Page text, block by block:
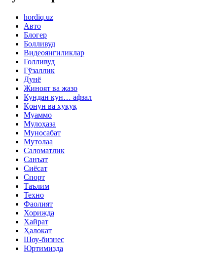
hordiq.uz
Авто
Блогер
Болливуд
Видеоянгиликлар
Голливуд
Гўзаллик
Дунё
Жиноят ва жазо
Кундан кун… афзал
Қонун ва ҳуқуқ
Муаммо
Мулоҳаза
Муносабат
Мутолаа
Саломатлик
Санъат
Сиёсат
Спорт
Таълим
Техно
Фаолият
Хорижда
Ҳайрат
Ҳалокат
Шоу-бизнес
Юртимизда